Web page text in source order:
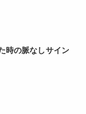
時の脈なしサイン